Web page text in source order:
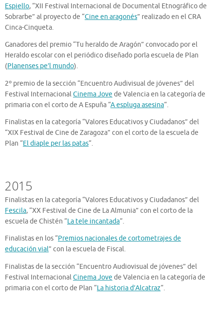
Espiello, “XII Festival Internacional de Documental Etnográfico de
Sobrarbe” al proyecto de “Cine en aragonés” realizado en el CRA
Cinca-Cinqueta.
Ganadores del premio “Tu heraldo de Aragón” convocado por el
Heraldo escolar con el periódico diseñado porla escuela de Plan
(Planenses pe’l mundo).
2º premio de la sección “Encuentro Audivisual de jóvenes” del
Festival InternacionalCinema Jove de Valencia en la categoría de
primaria con el corto de A Espuña “A espluga asesina“.
Finalistas en la categoría “Valores Educativos y Ciudadanos” del
“XIX Festival de Cine de Zaragoza” con el corto de la escuela de
Plan “El diaple per las patas“.
2015
Finalistas en la categoría “Valores Educativos y Ciudadanos” del
Fescila, “XX Festival de Cine de La Almunia” con el corto de la
escuela de Chistén “La tele incantada“.
Finalistas en los “Premios nacionales de cortometrajes de
educación vial” con la escuela de Fiscal.
Finalistas de la sección “Encuentro Audiovisual de jóvenes” del
Festival InternacionalCinema Jove de Valencia en la categoría de
primaria con el corto de Plan “La historia d’Alcatraz“.